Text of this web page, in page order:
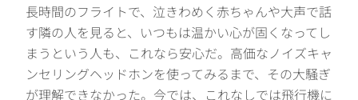
長時間のフライトで、泣きわめく赤ちゃんや大声で話
す隣の人を見ると、いつもは温かい心が固くなってし
まうという人も、これなら安心だ。高価なノイズキャ
ンセリングヘッドホンを使ってみるまで、その大騒ぎ
が理解できなかった。今では、これなしでは飛行機に